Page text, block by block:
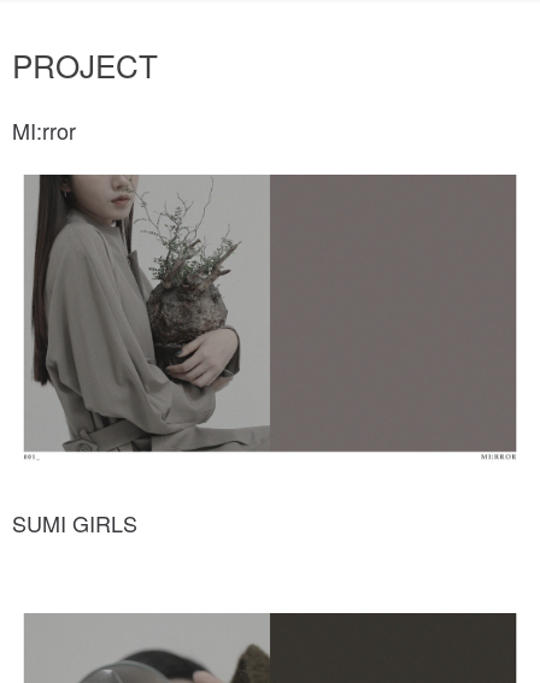
PROJECT
MI:rror
SUMI GIRLS